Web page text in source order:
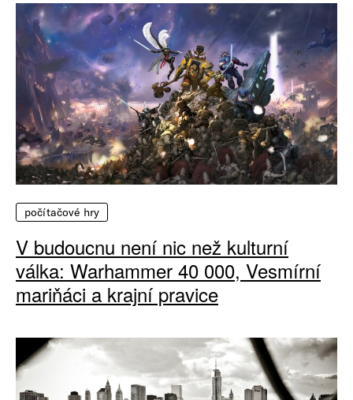
počítačové hry
V budoucnu není nic než kulturní
válka: Warhammer 40 000, Vesmírní
mariňáci a krajní pravice